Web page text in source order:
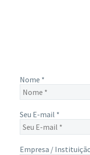
Nome *
Seu E-mail *
Empresa /